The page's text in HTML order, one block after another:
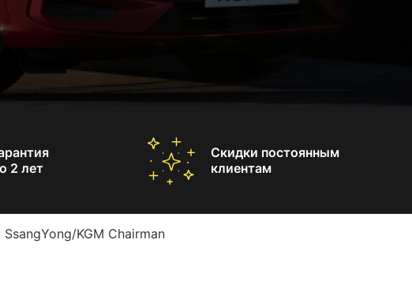
2 лет
Скидки постоянным
клиентам
KGM Chairman